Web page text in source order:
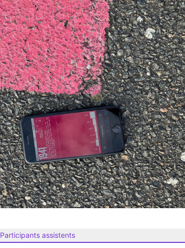
Participants assistents